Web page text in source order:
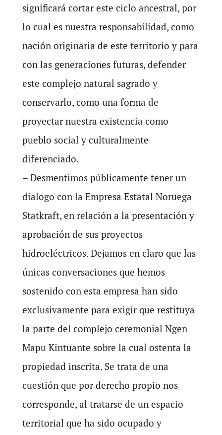
significará cortar este ciclo ancestral, por
lo cual es nuestra responsabilidad, como
nación originaria de este territorio y para
con las generaciones futuras, defender
este complejo natural sagrado y
conservarlo, como una forma de
proyectar nuestra existencia como
pueblo social y culturalmente
diferenciado.
– Desmentimos públicamente tener un
dialogo con la Empresa Estatal Noruega
Statkraft, en relación a la presentación y
aprobación de sus proyectos
hidroeléctricos. Dejamos en claro que las
únicas conversaciones que hemos
sostenido con esta empresa han sido
exclusivamente para exigir que restituya
la parte del complejo ceremonial Ngen
Mapu Kintuante sobre la cual ostenta la
propiedad inscrita. Se trata de una
cuestión que por derecho propio nos
corresponde, al tratarse de un espacio
territorial que ha sido ocupado y